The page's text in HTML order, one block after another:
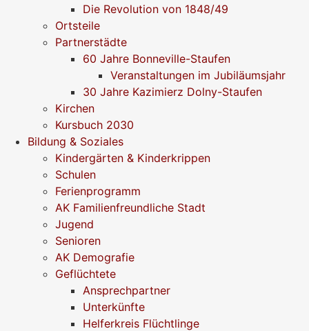
Die Revolution von 1848/49
Ortsteile
Partnerstädte
60 Jahre Bonneville-Staufen
Veranstaltungen im Jubiläumsjahr
30 Jahre Kazimierz Dolny-Staufen
Kirchen
Kursbuch 2030
Bildung & Soziales
Kindergärten & Kinderkrippen
Schulen
Ferienprogramm
AK Familienfreundliche Stadt
Jugend
Senioren
AK Demografie
Geflüchtete
Ansprechpartner
Unterkünfte
Helferkreis Flüchtlinge